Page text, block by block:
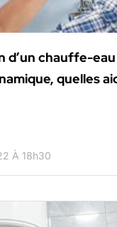
d’un chauffe-eau
quelles
À 18h30